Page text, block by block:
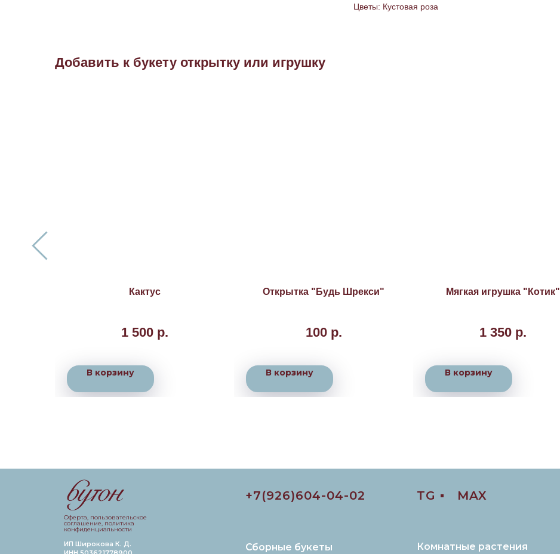
Цветы: Кустовая роза
Добавить к букету открытку или игрушку
Кактус
1 500 р.
В корзину
Открытка "Будь Шрекси"
100 р.
В корзину
Мягкая игрушка "Котик"
1 350 р.
В корзину
ИП Широкова К. Д.
Сборные букеты Комнатные растения
+7(926)604-04-02 TG ▪️ MAX
Оферта, пользовательское
соглашение, политика
конфиденциальности